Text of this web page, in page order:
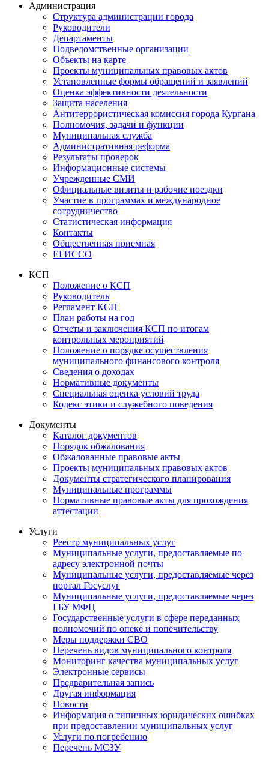
Администрация
Структура администрации города
Руководители
Департаменты
Подведомственные организации
Объекты на карте
Проекты муниципальных правовых актов
Установленные формы обращений и заявлений
Оценка эффективности деятельности
Защита населения
Антитеррористическая комиссия города Кургана
Полномочия, задачи и функции
Муниципальная служба
Административная реформа
Результаты проверок
Информационные системы
Учрежденные СМИ
Официальные визиты и рабочие поездки
Участие в программах и международное
сотрудничество
Статистическая информация
Контакты
Общественная приемная
ЕГИССО
КСП
Положение о КСП
Руководитель
Регламент КСП
План работы на год
Отчеты и заключения КСП по итогам
контрольных мероприятий
Положение о порядке осуществления
муниципального финансового контроля
Сведения о доходах
Нормативные документы
Специальная оценка условий труда
Кодекс этики и служебного поведения
Документы
Каталог документов
Порядок обжалования
Обжалованные правовые акты
Проекты муниципальных правовых актов
Документы стратегического планирования
Муниципальные программы
Нормативные правовые акты для прохождения
аттестации
Услуги
Реестр муниципальных услуг
Муниципальные услуги, предоставляемые по
адресу электронной почты
Муниципальные услуги, предоставляемые через
портал Госуслуг
Муниципальные услуги, предоставляемые через
ГБУ МФЦ
Государственные услуги в сфере переданных
полномочий по опеке и попечительству
Меры поддержки СВО
Перечень видов муниципального контроля
Мониторинг качества муниципальных услуг
Электронные сервисы
Предварительная запись
Другая информация
Новости
Информация о типичных юридических ошибках
при предоставлении муниципальных услуг
Услуги по погребению
Перечень МСЗУ